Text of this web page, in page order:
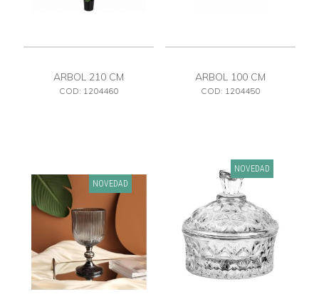
ARBOL 210 CM
COD: 1204460
ARBOL 100 CM
COD: 1204450
NOVEDAD
NOVEDAD